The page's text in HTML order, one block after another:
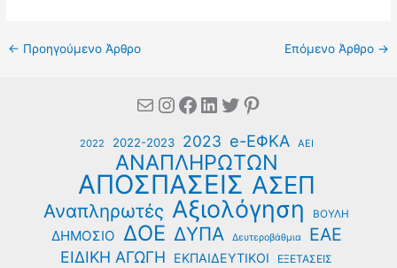
← Προηγούμενο Άρθρο Επόμενο Άρθρο →
MailInstagram
Facebook
Linkedin
Twitter
Pinterest
2022 2022-2023 2023 e-ΕΦΚΑ ΑΕΙ
ΑΝΑΠΛΗΡΩΤΩΝ
ΑΠΟΣΠΑΣΕΙΣ ΑΣΕΠ
Αναπληρωτές Αξιολόγηση ΒΟΥΛΗ
ΔΗΜΟΣΙΟ ΔΟΕ ΔΥΠΑ Δευτεροβάθμια ΕΑΕ
ΕΙΔΙΚΗ ΑΓΩΓΗ ΕΚΠΑΙΔΕΥΤΙΚΟΙ ΕΞΕΤΑΣΕΙΣ